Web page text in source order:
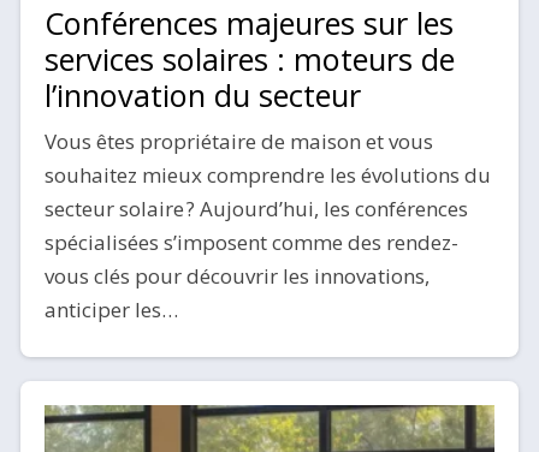
Conférences majeures sur les
services solaires : moteurs de
l’innovation du secteur
Vous êtes propriétaire de maison et vous
souhaitez mieux comprendre les évolutions du
secteur solaire ? Aujourd’hui, les conférences
spécialisées s’imposent comme des rendez-
vous clés pour découvrir les innovations,
anticiper les…